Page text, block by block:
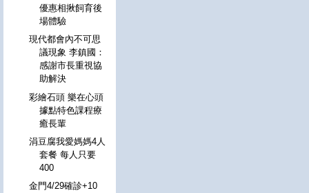
優惠相揪飼育後
場體驗
現代都會內不可思
議現象 李鎮國：
感謝市長重視協
助解決
彩繪石頭 樂在心頭
據點特色課程療
癒長輩
涓豆腐我愛媽媽4人
套餐 每人只要
400
金門4/29確診+10